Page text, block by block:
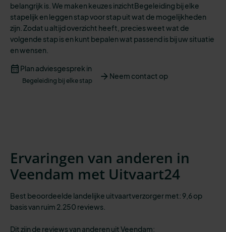
belangrijk is. We maken keuzes inzichtBegeleiding bij elke
stapelijk en leggen stap voor stap uit wat de mogelijkheden
zijn. Zodat u altijd overzicht heeft precies weet wat de
volgende stap isen kunt bepalen wat passend is bij uw situatie
enwensen
Plan adviesgesprek in
Begeleiding bij elke stap Neem contact op
Ervaringen van anderen in
Veendam met Uitvaart24
Best beoordeelde landelijke uitvaartverzorger met: 9,6 op
basis van ruim 2.250 reviews.
Dit zijn de reviews van anderen uit Veendam: